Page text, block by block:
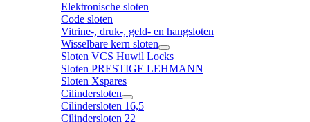
Elektronische sloten
Code sloten
Vitrine-, druk-, geld- en hangsloten
Wisselbare kern sloten
Sloten VCS Huwil Locks
Sloten PRESTIGE LEHMANN
Sloten Xspares
Cilindersloten
Cilindersloten 16,5
Cilindersloten 22